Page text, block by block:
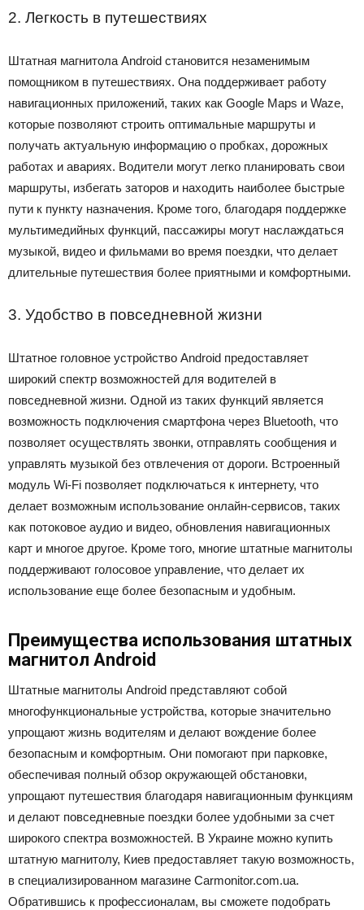
2. Легкость в путешествиях
Штатная магнитола Android становится незаменимым
помощником в путешествиях. Она поддерживает работу
навигационных приложений, таких как Google Maps и Waze,
которые позволяют строить оптимальные маршруты и
получать актуальную информацию о пробках, дорожных
работах и авариях. Водители могут легко планировать свои
маршруты, избегать заторов и находить наиболее быстрые
пути к пункту назначения. Кроме того, благодаря поддержке
мультимедийных функций, пассажиры могут наслаждаться
музыкой, видео и фильмами во время поездки, что делает
длительные путешествия более приятными и комфортными.
3. Удобство в повседневной жизни
Штатное головное устройство Android предоставляет
широкий спектр возможностей для водителей в
повседневной жизни. Одной из таких функций является
возможность подключения смартфона через Bluetooth, что
позволяет осуществлять звонки, отправлять сообщения и
управлять музыкой без отвлечения от дороги. Встроенный
модуль Wi-Fi позволяет подключаться к интернету, что
делает возможным использование онлайн-сервисов, таких
как потоковое аудио и видео, обновления навигационных
карт и многое другое. Кроме того, многие штатные магнитолы
поддерживают голосовое управление, что делает их
использование еще более безопасным и удобным.
Преимущества использования штатных
магнитол Android
Штатные магнитолы Android представляют собой
многофункциональные устройства, которые значительно
упрощают жизнь водителям и делают вождение более
безопасным и комфортным. Они помогают при парковке,
обеспечивая полный обзор окружающей обстановки,
упрощают путешествия благодаря навигационным функциям
и делают повседневные поездки более удобными за счет
широкого спектра возможностей. В Украине можно купить
штатную магнитолу, Киев предоставляет такую возможность,
в специализированном магазине Carmonitor.com.ua.
Обратившись к профессионалам, вы сможете подобрать